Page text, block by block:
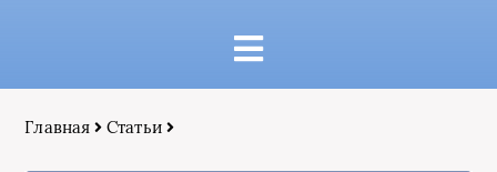
Главная Статьи